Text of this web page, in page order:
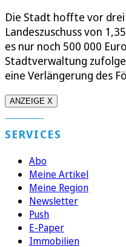
Die Stadt hoffte vor
Landeszuschuss von
es nur noch 500 000
Stadtverwaltung
eine Verlängerung des
ANZEIGE X
SERVICES
Abo
Meine Artikel
Meine Region
Newsletter
Push
E-Paper
Immobilien